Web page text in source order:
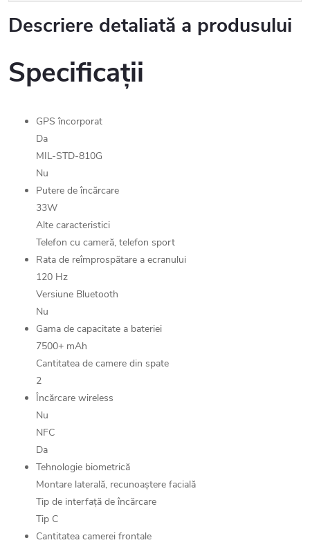
Descriere detaliată a produsului
Specificații
GPS încorporat
Da
MIL-STD-810G
Nu
Putere de încărcare
33W
Alte caracteristici
Telefon cu cameră, telefon sport
Rata de reîmprospătare a ecranului
120 Hz
Versiune Bluetooth
Nu
Gama de capacitate a bateriei
7500+ mAh
Cantitatea de camere din spate
2
Încărcare wireless
Nu
NFC
Da
Tehnologie biometrică
Montare laterală, recunoaștere facială
Tip de interfață de încărcare
Tip C
Cantitatea camerei frontale